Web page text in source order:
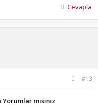
Cevapla
#13
mısınız